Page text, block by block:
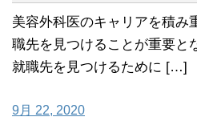
美容外科医のキャリアを積み
職先を見つけることが重要と
就職先を見つけるために […]
9月 22, 2020